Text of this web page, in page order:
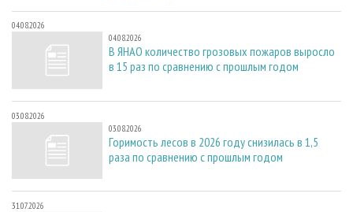
04.08.2026
04.08.2026
В ЯНАО количество грозовых пожаров выросло
в 15 раз по сравнению с прошлым годом
03.08.2026
03.08.2026
Горимость лесов в 2026 году снизилась в 1,5
раза по сравнению с прошлым годом
31.07.2026